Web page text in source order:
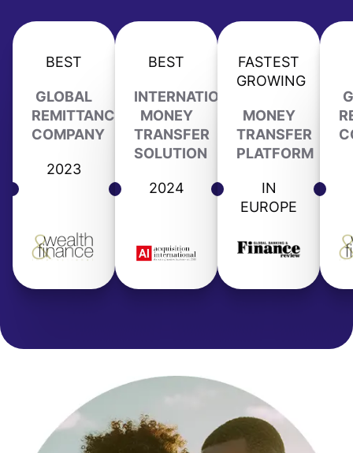
BEST
GLOBAL
REMITTANCE
COMPANY
2023
BEST
INTERNATIONAL
MONEY
TRANSFER
SOLUTION
2024
FASTEST
GROWING
MONEY
TRANSFER
PLATFORM
IN
EUROPE